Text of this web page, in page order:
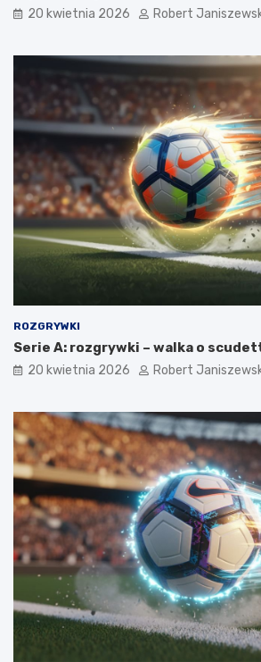
20 kwietnia 2026 Robert
ROZGRYWKI
Serie A: rozgrywki – walka o
20 kwietnia 2026 Robert